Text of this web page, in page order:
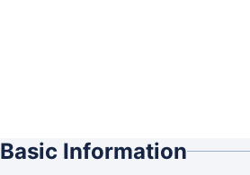
Basic Information